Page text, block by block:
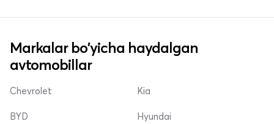
Markalar bo'yicha haydalgan
avtomobillar
Chevrolet
BYD
Kia
Hyundai